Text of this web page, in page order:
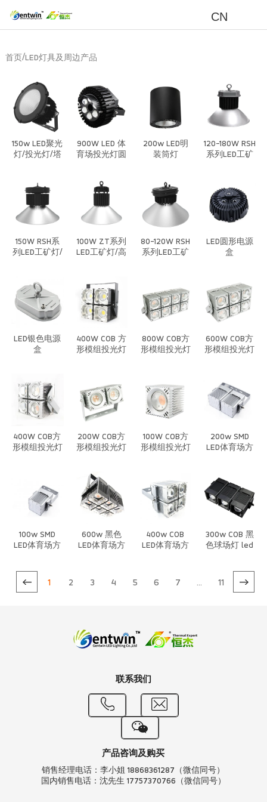
CN
首页/LED灯具及周边产品
150w LED聚光
灯/投光灯/塔
900W LED 体
育场投光灯圆
200w LED明
装筒灯
120-180W RSH
系列LED工矿
长灯-套件
150W RSH系
列LED工矿灯/
100W ZT系列
LED工矿灯/高
80-120W RSH
系列LED工矿
LED圆形电源
盒
LED银色电源
盒
400W COB 方
形模组投光灯
800W COB方
形模组投光灯
600W COB方
形模组投光灯
400W COB方
形模组投光灯
200W COB方
形模组投光灯
100W COB方
形模组投光灯
200w SMD
LED体育场方
100w SMD
LED体育场方
600w 黑色
LED体育场方
400w COB
LED体育场方
300w COB 黑
色球场灯 led
1 2 3 4 5 6 7 ... 11
联系我们
产品咨询及购买
销售经理电话：李小姐 18868361287（微信同号）
国内销售电话：沈先生 17757370766（微信同号）